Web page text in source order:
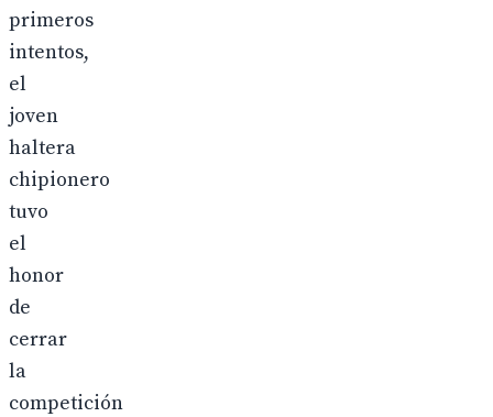
primeros
intentos,
el
joven
haltera
chipionero
tuvo
el
honor
de
cerrar
la
competición